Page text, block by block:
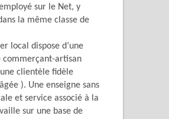
sur le Net, y
la même classe de
local dispose d’une
commerçant-artisan
clientèle fidèle
). Une enseigne sans
et service associé à la
sur une base de